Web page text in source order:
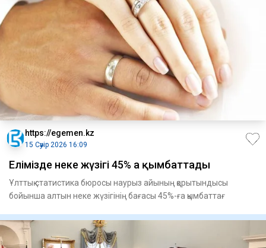
https://egemen.kz
15 Сәуір 2026 16:09
Елімізде неке жүзігі 45% ға қымбаттады
Ұлттық статистика бюросы наурыз айының қорытындысы
бойынша алтын неке жүзігінің бағасы 45%-ға қымбаттағ